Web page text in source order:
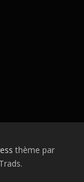
thème par